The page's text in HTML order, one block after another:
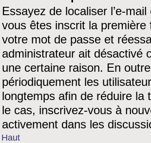
Essayez de localiser l’e-
vous êtes inscrit la première
votre mot de passe et
administrateur ait désactivé
une certaine raison. En
périodiquement les
longtemps afin de réduire la
le cas, inscrivez-vous à
activement dans les
Haut